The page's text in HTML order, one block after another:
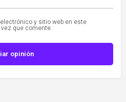
y sitio web en este
que comente.
opinión